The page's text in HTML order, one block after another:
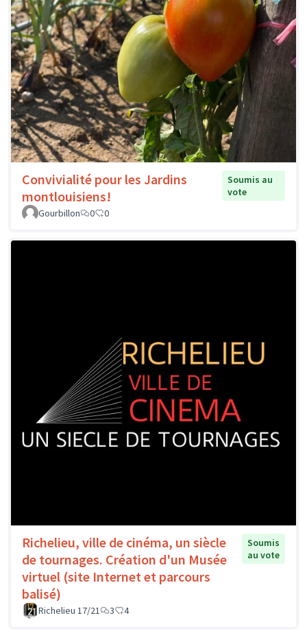
Convivialité pour les Jardins
montlouisiens!
Soumis au
vote
Gourbillon
0 0
Richelieu, ville de cinéma, un siècle
de tournages. Création d'un Musée
virtuel (site Internet et parcours
balisé)
Soumis
au vote
Richelieu 17/21 3 4